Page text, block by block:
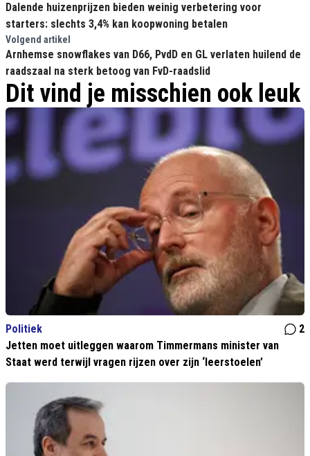
Dalende huizenprijzen bieden weinig verbetering voor
starters: slechts 3,4% kan koopwoning betalen
Volgend artikel
Arnhemse snowflakes van D66, PvdD en GL verlaten huilend de
raadszaal na sterk betoog van FvD-raadslid
Dit vind je misschien ook leuk
Politiek
2
Jetten moet uitleggen waarom Timmermans minister van
Staat werd terwijl vragen rijzen over zijn ‘leerstoelen’